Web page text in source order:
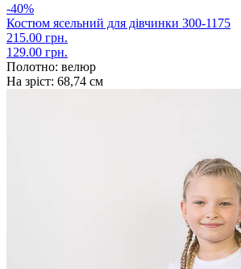
-40%
Костюм ясельний для дівчинки 300-1175
215.00 грн.
129.00 грн.
Полотно: велюр
На зріст: 68,74 см